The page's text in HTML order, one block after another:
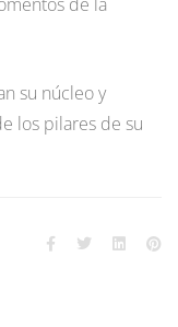
de la
su núcleo y
los pilares de su